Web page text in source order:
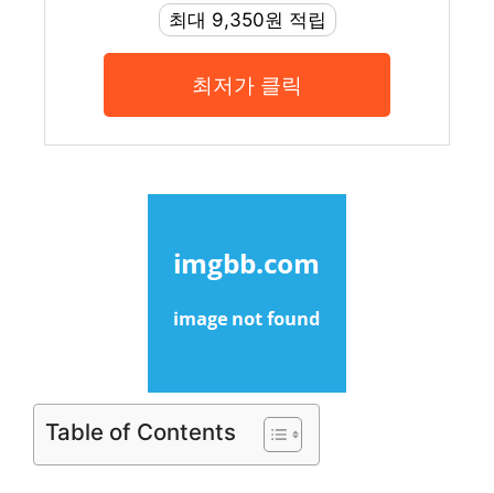
최대 9,350원 적립
최저가 클릭
Table of Contents